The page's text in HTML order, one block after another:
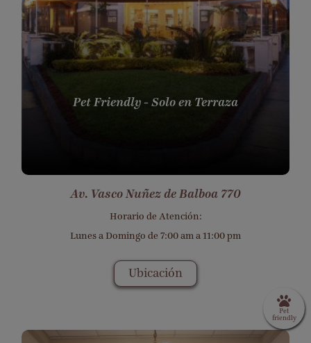
Pet Friendly - Solo en Terraza
Av. Vasco Nuñez de Balboa 770
Horario de Atención:
Lunes a Domingo de 7:00 am a 11:00 pm
Ubicación